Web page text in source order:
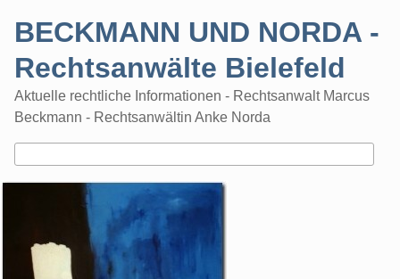
BECKMANN UND NORDA -
Rechtsanwälte Bielefeld
Aktuelle rechtliche Informationen - Rechtsanwalt Marcus
Beckmann - Rechtsanwältin Anke Norda